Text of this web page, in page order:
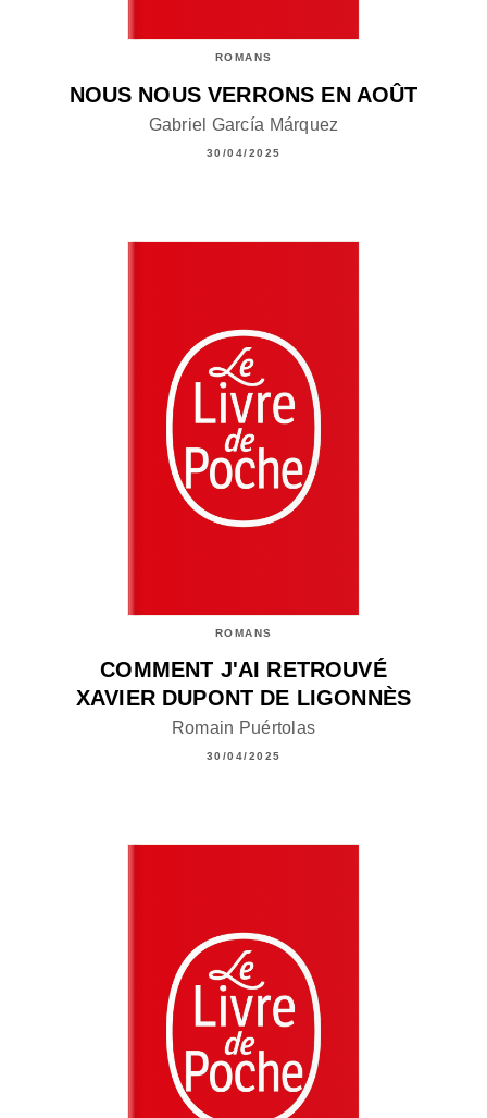
ROMANS
NOUS NOUS VERRONS EN AOÛT
Gabriel García Márquez
30/04/2025
ROMANS
COMMENT J'AI RETROUVÉ
XAVIER DUPONT DE LIGONNÈS
Romain Puértolas
30/04/2025